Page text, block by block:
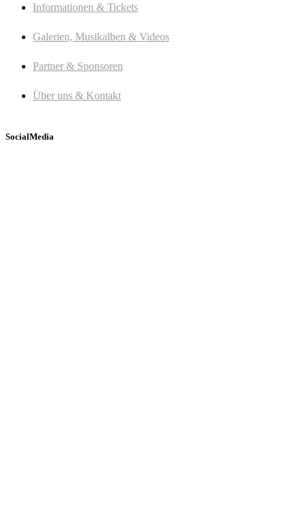
Informationen & Tickets
Galerien, Musikalben & Videos
Partner & Sponsoren
Über uns & Kontakt
SocialMedia